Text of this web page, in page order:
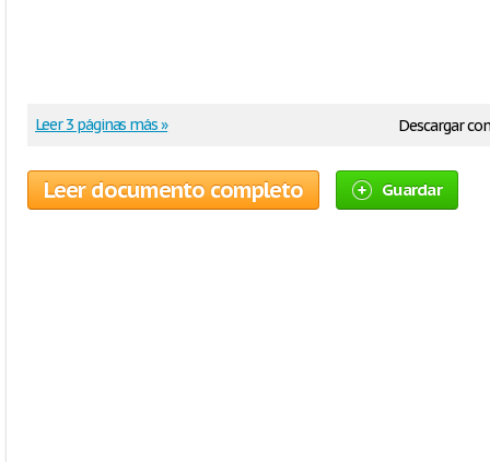
Descargar
Leer 3 páginas más »
Leer documento completo Guardar